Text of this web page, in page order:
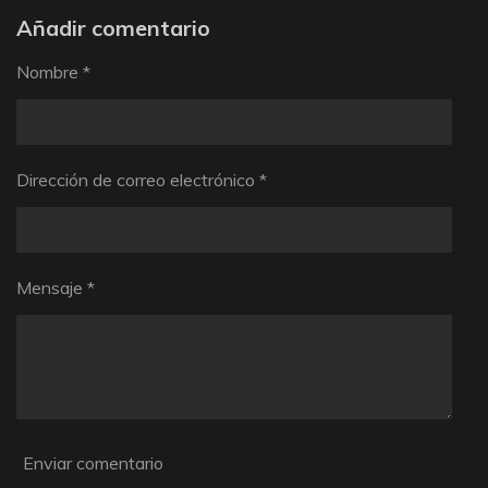
a
Añadir comentario
Nombre *
Dirección de correo electrónico *
Mensaje *
Enviar comentario